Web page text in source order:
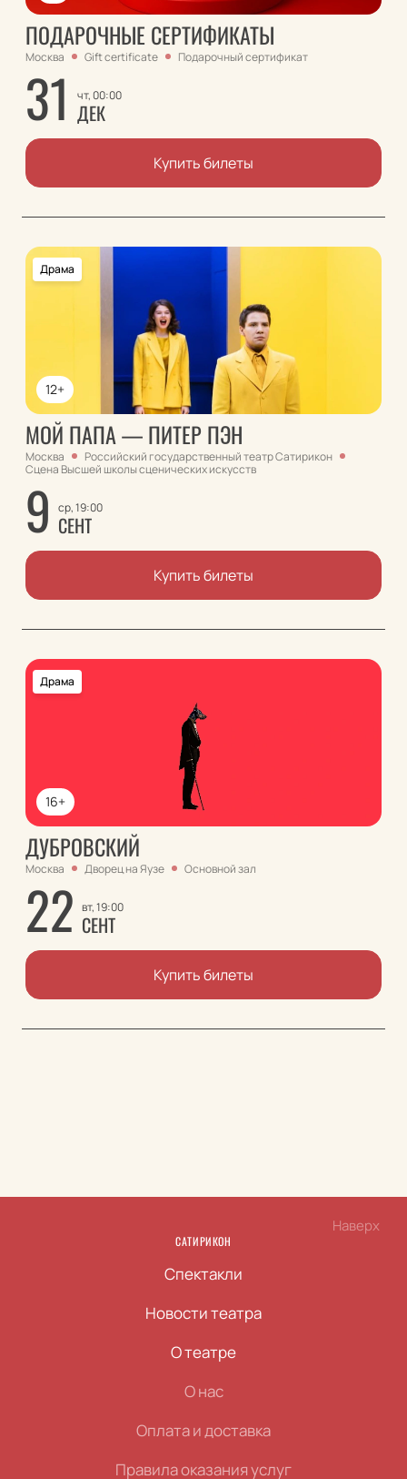
ПОДАРОЧНЫЕ СЕРТИФИКАТЫ
Москва Gift certificate Подарочный сертификат
31 чт, 00:00
ДЕК
Купить билеты
12+
Драма
МОЙ ПАПА — ПИТЕР ПЭН
Москва
Российский государственный театр Сатирикон
Сцена Высшей школы сценических искусcтв
9 ср, 19:00
СЕНТ
Купить билеты
16+
Драма
ДУБРОВСКИЙ
Москва Дворец на Яузе Основной зал
22 вт, 19:00
СЕНТ
Купить билеты
Наверх
САТИРИКОН
Спектакли
Новости театра
О театре
О нас
Оплата и доставка
Правила оказания услуг